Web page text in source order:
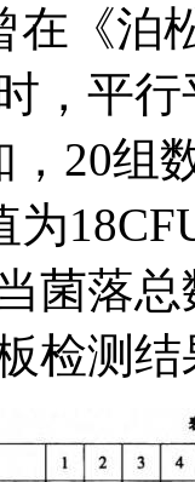
在《泊
，平
20组
为
菌落
检测